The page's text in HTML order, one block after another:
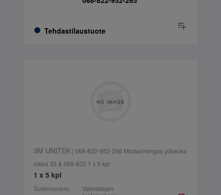
Tehdastilaustuote
3M UNITEK| 068-822-952-266 Molaarirengas yläleuka
oikea 33 & 068-822 1 x 5 kpl
1 x 5 kpl
Tuotenumero:
Valmistajan